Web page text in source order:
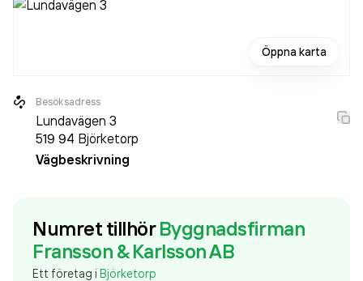
Öppna karta
Besöksadress
Lundavägen 3
519 94 Björketorp
Vägbeskrivning
Numret tillhör Byggnadsfirman
Fransson & Karlsson AB
Ett företag i Björketorp